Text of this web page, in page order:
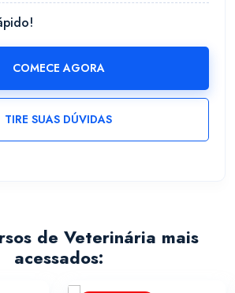
COMECE AGORA
TIRE SUAS DÚVIDAS
de Veterinária mais
acessados: